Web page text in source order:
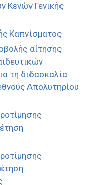
Κενών Γενικής
Καπνίσματος
αίτησης
τη διδασκαλία
Απολυτηρίου